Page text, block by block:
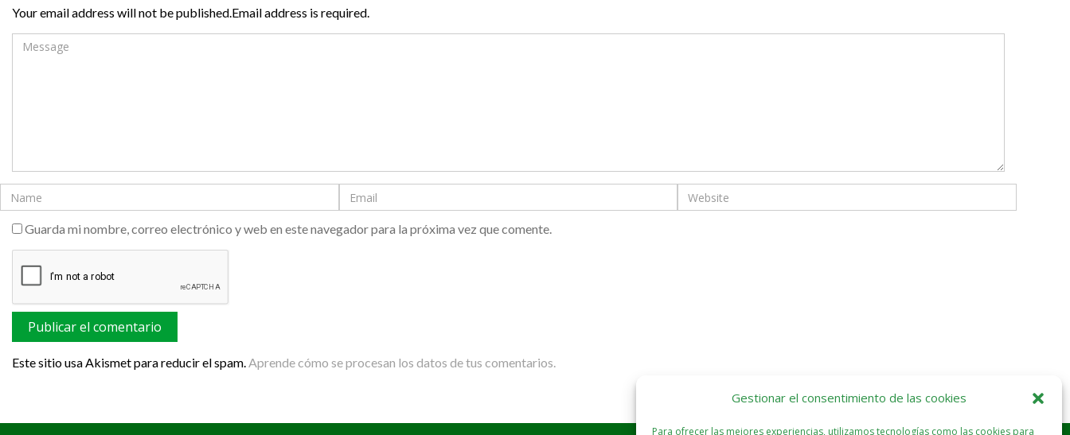
Gestionar el consentimiento de las cookies
Para ofrecer las mejores experiencias, utilizamos tecnologías como las cookies para
Your email address will not be published.Email address is required.
Guarda mi nombre, correo electrónico y web en este navegador para la próxima vez que comente.
Este sitio usa Akismet para reducir el spam.Aprende cómo se procesan los datos de tus comentarios.